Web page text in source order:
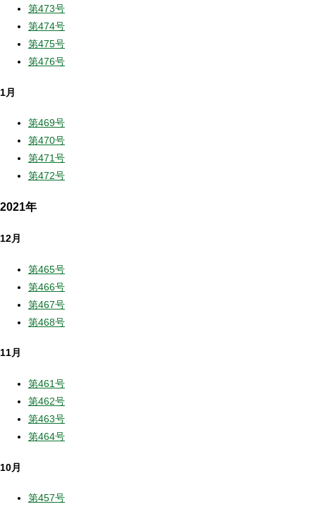
第473号
第474号
第475号
第476号
1月
第469号
第470号
第471号
第472号
2021年
12月
第465号
第466号
第467号
第468号
11月
第461号
第462号
第463号
第464号
10月
第457号